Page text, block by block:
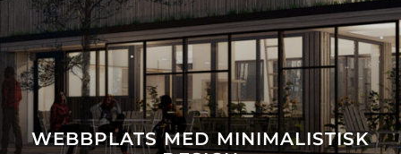
WEBBPLATS MED MINIMALISTISK